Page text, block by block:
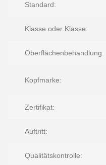
Standard:
Klasse oder Klasse:
Oberflächenbehandlung:
Kopfmarke:
Zertifikat:
Auftritt:
Qualitätskontrolle: